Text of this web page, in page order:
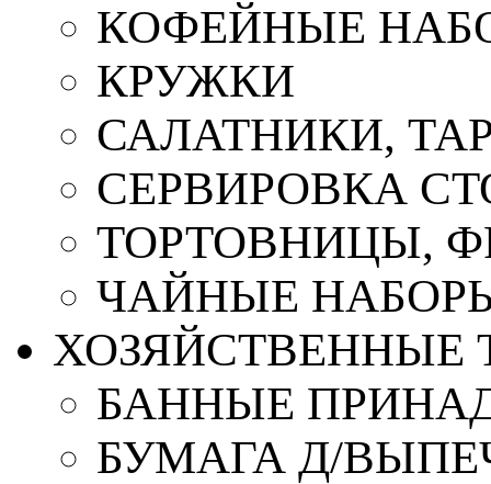
КОФЕЙНЫЕ
КРУЖКИ
САЛАТНИКИ,
СЕРВИРОВКА
ТОРТОВНИЦЫ,
ЧАЙНЫЕ
ХОЗЯЙСТВЕННЫЕ
БАННЫЕ
БУМАГА Д/